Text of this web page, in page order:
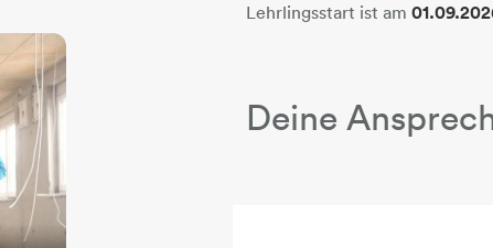
Lehrlingsstart ist am
Deine